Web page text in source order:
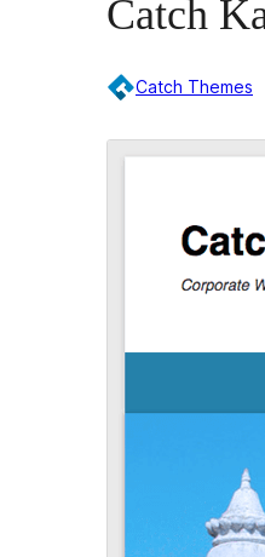
Catch
Catch Themes